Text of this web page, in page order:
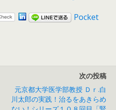
Pocket
次の投稿
元京都大学医学部教授 Ｄｒ.白
川太郎の実践！治るをあきらめ